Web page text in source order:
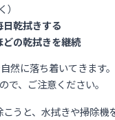
乾拭きする
の乾拭きを継続
然に落ち着いてきます
で、ご注意ください。
うと、水拭きや掃除機